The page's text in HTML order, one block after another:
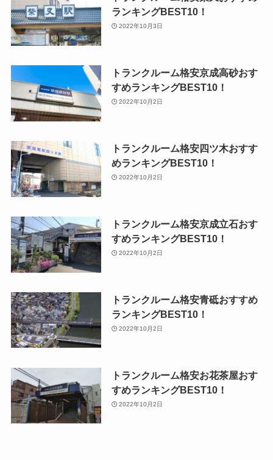
ランキングBEST10！
2022年10月3日
トランクルーム格安京成高砂おす
すめランキングBEST10！
2022年10月2日
トランクルーム格安四ツ木おすす
めランキングBEST10！
2022年10月2日
トランクルーム格安京成立石おす
すめランキングBEST10！
2022年10月2日
トランクルーム格安青砥おすすめ
ランキングBEST10！
2022年10月2日
トランクルーム格安お花茶屋おす
すめランキングBEST10！
2022年10月2日